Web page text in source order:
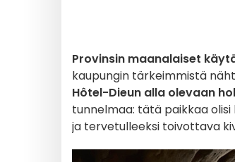
Provinsin maanalaiset
kaupungin tärkeimmistä
Hôtel-Dieun alla olevaan
tunnelmaa: tätä paikkaa
ja tervetulleeksi toivottava